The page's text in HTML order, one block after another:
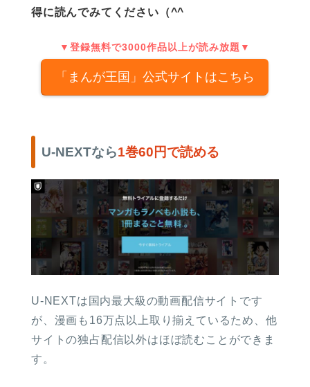
得に読んでみてください（^^
▼登録無料で3000作品以上が読み放題▼
「まんが王国」公式サイトはこちら
U-NEXTなら1巻60円で読める
U-NEXTは国内最大級の動画配信サイトです
が、漫画も16万点以上取り揃えているため、他
サイトの独占配信以外はほぼ読むことができま
す。